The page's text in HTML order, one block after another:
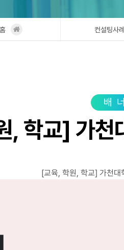
홈 컨설팅사례
광고상
고객센터
배너
, 학교] 가천
[교육, 학원, 학교] 가천대